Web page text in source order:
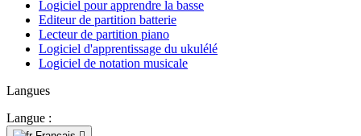
Logiciel pour apprendre la basse
Editeur de partition batterie
Lecteur de partition piano
Logiciel d'apprentissage du ukulélé
Logiciel de notation musicale
Langues
Langue :